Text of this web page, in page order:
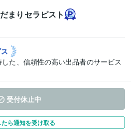
まりセラピスト
た、信頼性の高い出品者のサービス
受付休止中
ら通知を受け取る